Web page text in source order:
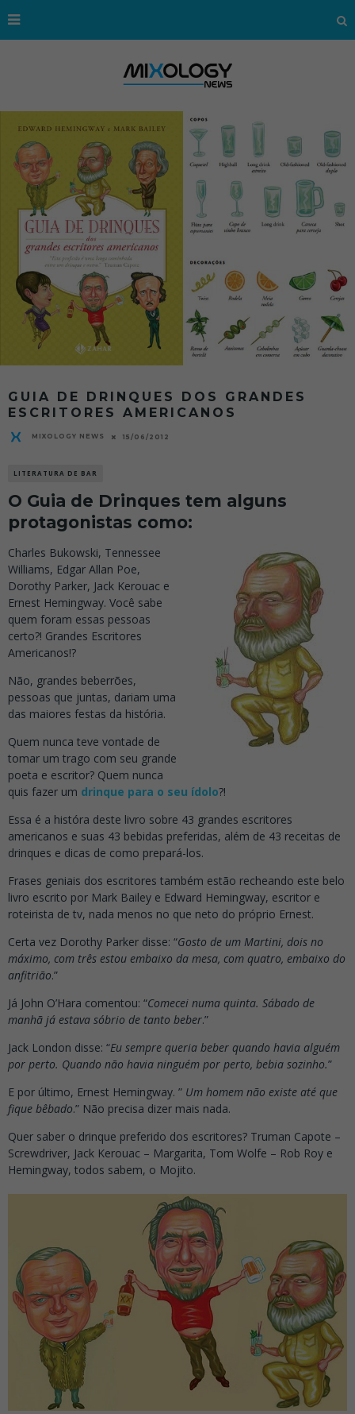
GUIA DE DRINQUES DOS GRANDES
ESCRITORES AMERICANOS
MIXOLOGY NEWS 15/06/2012
LITERATURA DE BAR
O Guia de Drinques tem alguns
protagonistas como:
Charles Bukowski, Tennessee
Williams, Edgar Allan Poe,
Dorothy Parker, Jack Kerouac e
Ernest Hemingway. Você sabe
quem foram essas pessoas
certo?! Grandes Escritores
Americanos!?
Não, grandes beberrões,
pessoas que juntas, dariam uma
das maiores festas da história.
Quem nunca teve vontade de
tomar um trago com seu grande
poeta e escritor? Quem nunca
quis fazer um drinque para o seu ídolo?!
Essa é a históra deste livro sobre 43 grandes escritores
americanos e suas 43 bebidas preferidas, além de 43 receitas de
drinques e dicas de como prepará-los.
Frases geniais dos escritores também estão recheando este belo
livro escrito por Mark Bailey e Edward Hemingway, escritor e
roteirista de tv, nada menos no que neto do próprio Ernest.
Certa vez Dorothy Parker disse: “Gosto de um Martini, dois no
máximo, com três estou embaixo da mesa, com quatro, embaixo do
anfitrião.”
Já John O’Hara comentou: “Comecei numa quinta. Sábado de
manhã já estava sóbrio de tanto beber.”
Jack London disse: “Eu sempre queria beber quando havia alguém
por perto. Quando não havia ninguém por perto, bebia sozinho.”
E por último, Ernest Hemingway. ” Um homem não existe até que
fique bêbado.” Não precisa dizer mais nada.
Quer saber o drinque preferido dos escritores? Truman Capote –
Screwdriver, Jack Kerouac – Margarita, Tom Wolfe – Rob Roy e
Hemingway, todos sabem, o Mojito.